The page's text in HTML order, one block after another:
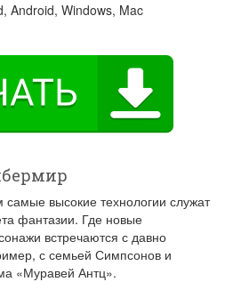
Android, Windows, Mac
высокие технологии служат
фантазии. Где новые
встречаются с давно
с семьей Симпсонов и
«Муравей Антц».